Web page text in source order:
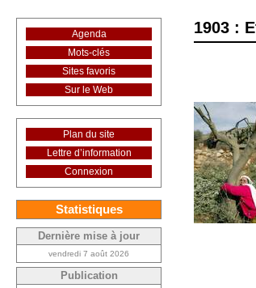
1903 :
Agenda
Mots-clés
Sites favoris
Sur le Web
Plan du site
Lettre d’information
Connexion
Statistiques
Dernière mise à jour
vendredi 7 août 2026
Publication